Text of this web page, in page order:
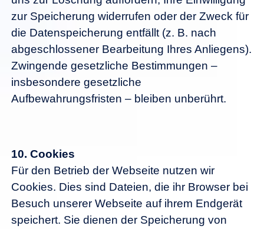
zur Speicherung widerrufen oder der Zweck für
die Datenspeicherung entfällt (z. B. nach
abgeschlossener Bearbeitung Ihres Anliegens).
Zwingende gesetzliche Bestimmungen –
insbesondere gesetzliche
Aufbewahrungsfristen – bleiben unberührt.
10. Cookies
Für den Betrieb der Webseite nutzen wir
Cookies. Dies sind Dateien, die ihr Browser bei
Besuch unserer Webseite auf ihrem Endgerät
speichert. Sie dienen der Speicherung von